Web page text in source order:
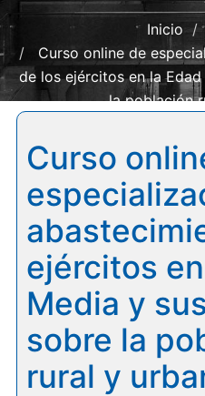
Inicio
Curso online de
de los ejércitos en la
la población
Curso
ejércitos
Media y
sobre la
rural y